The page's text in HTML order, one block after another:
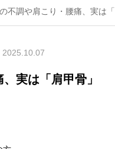
不調や肩こり・腰痛、実は
2025.10.07
実は「肩甲骨」